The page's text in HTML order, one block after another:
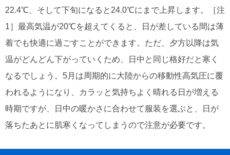
22.4℃、そして下旬になると24.0℃にまで上昇します。［注
1］最高気温が20℃を超えてくると、日が差している間は薄
着でも快適に過ごすことができます。ただ、夕方以降は気
温がどんどん下がっていくため、日中と同じ格好だと寒く
なるでしょう。5月は周期的に大陸からの移動性高気圧に覆
われるようになり、カラッと気持ちよく晴れる日が増える
時期ですが、日中の暖かさに合わせて服装を選ぶと、日が
落ちたあとに肌寒くなってしまうので注意が必要です。